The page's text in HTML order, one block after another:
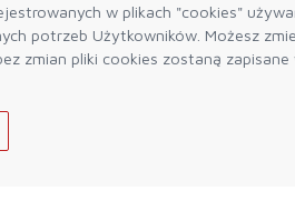
w plikach "cookies"
potrzeb Użytkowników. Możesz
zmian pliki cookies zostaną